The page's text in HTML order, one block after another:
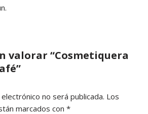
valorar “Cosmetiquera
no será publicada. Los
marcados con *